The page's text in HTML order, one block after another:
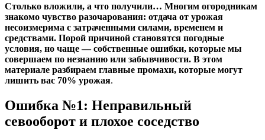
Столько вложили, а что получили… Многим огородникам
знакомо чувство разочарования: отдача от урожая
несоизмерима с затраченными силами, временем и
средствами. Порой причиной становятся погодные
условия, но чаще — собственные ошибки, которые мы
совершаем по незнанию или забывчивости. В этом
материале разбираем главные промахи, которые могут
лишить вас 70% урожая.
Ошибка №1: Неправильный
севооборот и плохое соседство